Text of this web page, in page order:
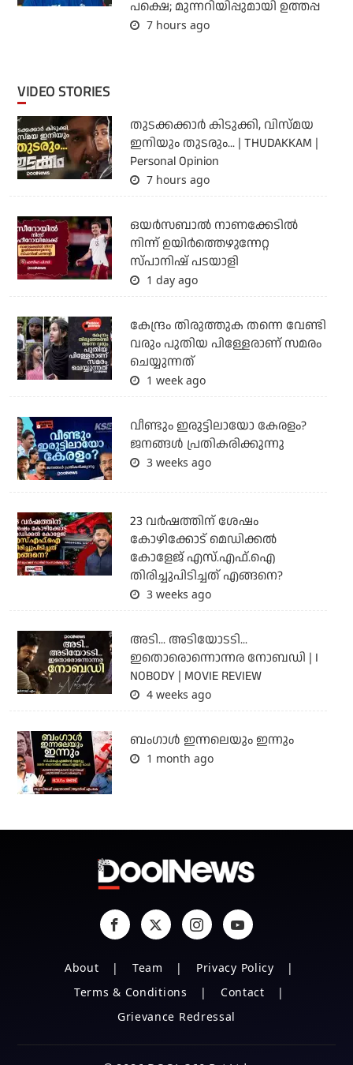
പക്ഷെ; മുന്നറിയിപ്പുമായി ഉത്തപ്പ
7 hours ago
VIDEO STORIES
തുടക്കക്കാര്‍ കിടുക്കി, വിസ്മയ
ഇനിയും തുടരും... | THUDAKKAM |
Personal Opinion
7 hours ago
ഒയര്‍സബാൽ നാണക്കേടിൽ
നിന്ന് ഉയിർത്തെഴുന്നേറ്റ
സ്പാനിഷ് പടയാളി
1 day ago
കേന്ദ്രം തിരുത്തുക തന്നെ വേണ്ടി
വരും പുതിയ പിള്ളേരാണ് സമരം
ചെയ്യുന്നത്
1 week ago
വീണ്ടും ഇരുട്ടിലായോ കേരളം?
ജനങ്ങൾ പ്രതികരിക്കുന്നു
3 weeks ago
23 വർഷത്തിന് ശേഷം
കോഴിക്കോട് മെഡിക്കൽ
കോളേജ് എസ്.എഫ്.ഐ
തിരിച്ചുപിടിച്ചത് എങ്ങനെ?
3 weeks ago
അടി... അടിയോടടി...
ഇതൊരൊന്നൊന്നര നോബഡി | I
NOBODY | MOVIE REVIEW
4 weeks ago
ബംഗാള്‍ ഇന്നലെയും ഇന്നും
1 month ago
About Team
Privacy Policy
Terms & Conditions
Contact
Grievance Redressal